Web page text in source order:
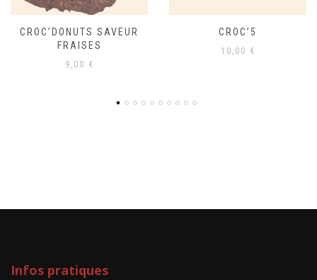
CROC’5
10,00€
CROC’MASH CLASSIQUE
SAVEUR FRAISES
Infos pratiques